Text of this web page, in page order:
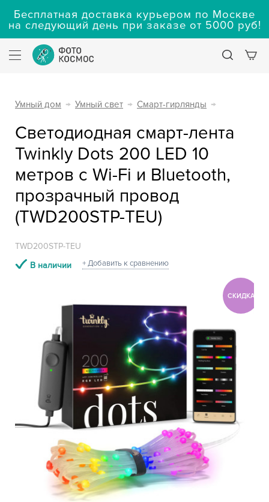
Бесплатная доставка курьером по Москве
на следующий день при заказе от 5000 руб!
Умный дом → Умный свет → Смарт-гирлянды →
Светодиодная смарт-лента
Twinkly Dots 200 LED 10
метров с Wi-Fi и Bluetooth,
прозрачный провод
(TWD200STP-TEU)
TWD200STP-TEU
В наличии
+ Добавить к сравнению